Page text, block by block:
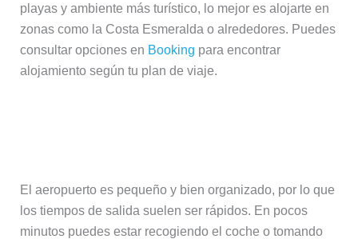
playas y ambiente más turístico, lo mejor es alojarte en
zonas como la Costa Esmeralda o alrededores. Puedes
consultar opciones en Booking para encontrar
alojamiento según tu plan de viaje.
El aeropuerto es pequeño y bien organizado, por lo que
los tiempos de salida suelen ser rápidos. En pocos
minutos puedes estar recogiendo el coche o tomando